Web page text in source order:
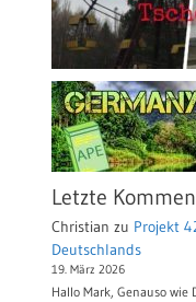
Letzte
Christian zu Projekt
Deutschlands
19. März 2026
Hallo Mark, Genauso